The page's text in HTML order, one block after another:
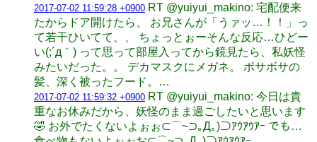
2017-07-02 11:59:28 +0900 RT @yuiyui_makino: 宅配便来
たからドア開けたら、 お兄さんが「うァッ…！！」っ
て若干ひいてて、、 ちょっとぉーそんな反応…ひどー
い(;´д｀) って思って部屋入ってから鏡見たら、私妖怪
みたいだった。。 デカマスクにメガネ。 ボサボサの
髪、深く被ったフード。…
2017-07-02 11:59:32 +0900 RT @yuiyui_makino: 今日は貴
重なお休みだから、妖怪のまま過ごしたいと思います
🤣 お外でたくないよぉぉ⊂︎⌒︎~⊃︎｡Д｡)⊃︎ｱｳｱｳｱｰ でも…